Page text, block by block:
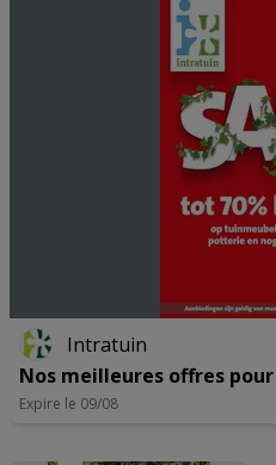
Intratuin
Nos meilleures offres
Expire le 09/08
actief scannen ter identificatie.
en/of openen. Gepersonaliseerde
advertentie- en contentmetingen,
ontwikkeling van diensten.